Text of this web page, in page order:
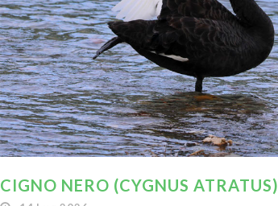
CIGNO NERO (CYGNUS ATRATUS)